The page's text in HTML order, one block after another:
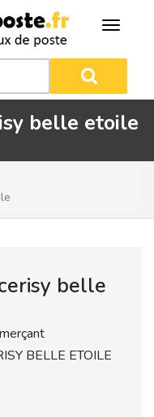
belle etoile
belle
BELLE ETOILE